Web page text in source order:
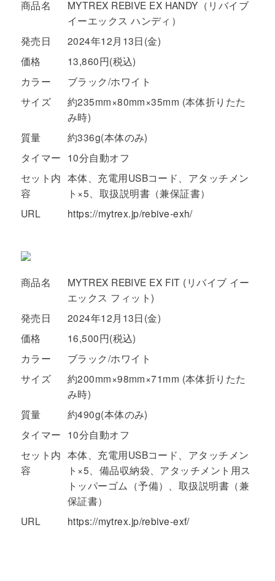
商品名
MYTREX REBIVE EX HANDY（リバイブ
イーエックス ハンディ）
発売日
2024年12月13日(金)
価格
13,860円(税込)
カラー
ブラック/ホワイト
サイズ
約235mm×80mm×35mm (本体折りたた
み時)
質量
約336g(本体のみ)
タイマー 10分自動オフ
セット内
容
本体、充電用USBコード、アタッチメン
ト×5、取扱説明書（兼保証書）
URL
https://mytrex.jp/rebive-exh/
商品名
MYTREX REBIVE EX FIT (リバイブ イー
エックス フィット)
発売日
2024年12月13日(金)
価格
16,500円(税込)
カラー
ブラック/ホワイト
サイズ
約200mm×98mm×71mm (本体折りたた
み時)
質量
約490g(本体のみ)
タイマー 10分自動オフ
セット内
容
本体、充電用USBコード、アタッチメン
ト×5、備品収納袋、アタッチメント用ス
トッパーゴム（予備）、取扱説明書（兼
保証書）
URL
https://mytrex.jp/rebive-exf/